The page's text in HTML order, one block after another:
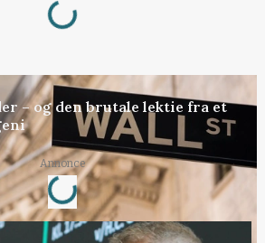
Loading...
– og den brutale lektie fra et
Annonce
Loading...